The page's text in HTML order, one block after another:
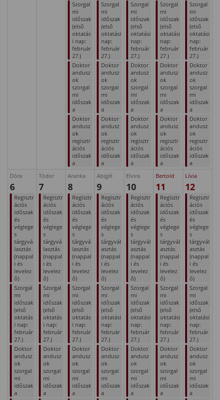
Szorgal
mi
időszak
(első
oktatás
i nap:
február
27.)
Doktor
andusz
ok
szorgal
mi
időszak
a
Doktor
andusz
ok
regisztr
ációs
időszak
a
Szorgal
mi
időszak
(első
oktatási
nap:
február
27.)
Doktor
andusz
ok
szorgal
mi
időszak
a
Doktor
andusz
ok
regisztr
ációs
időszak
a
Szorgal
mi
időszak
(első
oktatási
nap:
február
27.)
Doktor
andusz
ok
szorgal
mi
időszak
a
Doktor
andusz
ok
regisztr
ációs
időszak
a
Szorgal
mi
időszak
(első
oktatási
nap:
február
27.)
Doktor
andusz
ok
szorgal
mi
időszak
a
Doktor
andusz
ok
regisztr
ációs
időszak
a
Szorgal
mi
időszak
(első
oktatási
nap:
február
27.)
Doktor
andusz
ok
szorgal
mi
időszak
a
Doktor
andusz
ok
regisztr
ációs
időszak
a
Dóra
6
Regisztr
ációs
időszak
és
véglege
s
tárgyvá
lasztás
(nappal
i és
levelez
ő)
Szorgal
mi
időszak
(első
oktatás
i nap:
február
27.)
Doktor
andusz
ok
szorgal
mi
időszak
a
Tódor
7
Regisztr
ációs
időszak
és
véglege
s
tárgyvá
lasztás
(nappal
i és
levelez
ő)
Szorgal
mi
időszak
(első
oktatás
i nap:
február
27.)
Doktor
andusz
ok
szorgal
mi
időszak
a
Aranka
8
Regisztr
ációs
időszak
és
véglege
s
tárgyvá
lasztás
(nappal
i és
levelez
ő)
Szorgal
mi
időszak
(első
oktatás
i nap:
február
27.)
Doktor
andusz
ok
szorgal
mi
időszak
a
Abigél
9
Regisztr
ációs
időszak
és
véglege
s
tárgyvál
asztás
(nappal
i és
levelez
ő)
Szorgal
mi
időszak
(első
oktatási
nap:
február
27.)
Doktor
andusz
ok
szorgal
mi
időszak
a
Elvira
10
Regisztr
ációs
időszak
és
véglege
s
tárgyvál
asztás
(nappal
i és
levelez
ő)
Szorgal
mi
időszak
(első
oktatási
nap:
február
27.)
Doktor
andusz
ok
szorgal
mi
időszak
a
Bertold
11
Regisztr
ációs
időszak
és
véglege
s
tárgyvál
asztás
(nappal
i és
levelez
ő)
Szorgal
mi
időszak
(első
oktatási
nap:
február
27.)
Doktor
andusz
ok
szorgal
mi
időszak
a
Lívia
12
Regisztr
ációs
időszak
és
véglege
s
tárgyvál
asztás
(nappal
i és
levelez
ő)
Szorgal
mi
időszak
(első
oktatási
nap:
február
27.)
Doktor
andusz
ok
szorgal
mi
időszak
a